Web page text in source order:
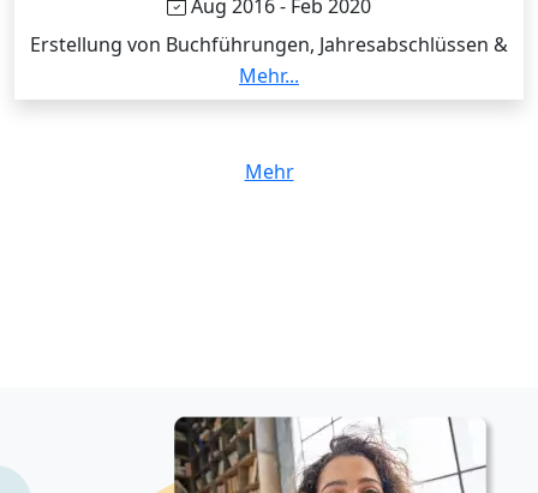
Aug 2016 - Feb 2020
Erstellung von Buchführungen, Jahresabschlüssen &
Steuererklärungen und Assistenz der
Wirtschaftsprüfung.
Mehr...
Mehr